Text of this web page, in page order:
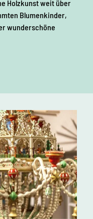
Holzkunst weit über
Blumenkinder,
wunderschöne